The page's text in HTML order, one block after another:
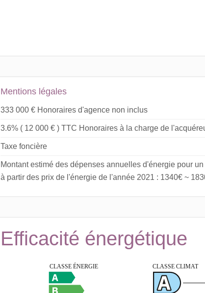
Mentions légales
333 000 € Honoraires d'agence non inclus
3.6% ( 12 000 € ) TTC Honoraires à la charge de
Taxe foncière
Montant estimé des dépenses annuelles d'énergie pour
à partir des prix de l'énergie de l'année 2021 : 1340€ ~
Efficacité énergétique